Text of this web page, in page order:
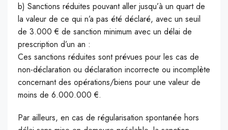
b) Sanctions réduites pouvant aller jusqu’à un quart de
la valeur de ce qui n’a pas été déclaré, avec un seuil
de 3.000 € de sanction minimum avec un délai de
prescription d’un an :
Ces sanctions réduites sont prévues pour les cas de
non-déclaration ou déclaration incorrecte ou incomplète
concernant des opérations/biens pour une valeur de
moins de 6.000.000 €.
Par ailleurs, en cas de régularisation spontanée hors